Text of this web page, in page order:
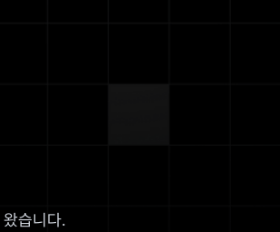
습니다.